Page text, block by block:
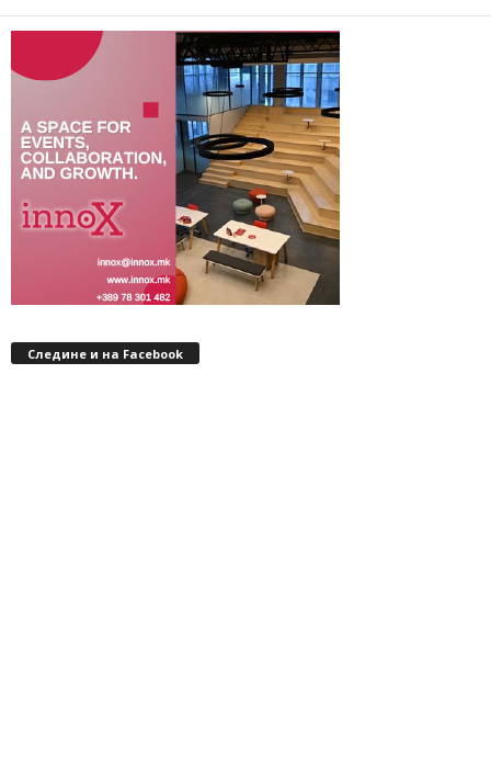
Следине и на Facebook